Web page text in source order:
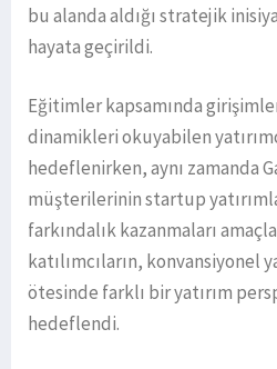
bu alanda aldığı stratejik
hayata geçirildi.
Eğitimler kapsamında
dinamikleri okuyabilen
hedeflenirken, aynı zamanda
müşterilerinin startup
farkındalık kazanmaları
katılımcıların, konvansiyonel
ötesinde farklı bir yatırım
hedeflendi.